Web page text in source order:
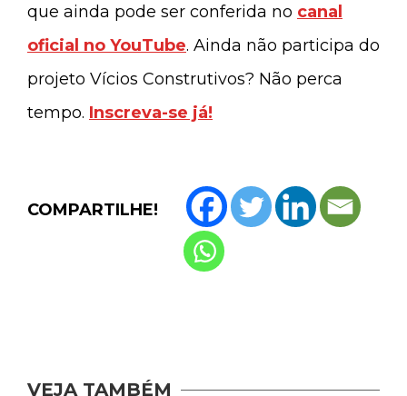
que ainda pode ser conferida no canal
oficial no YouTube. Ainda não participa do
projeto Vícios Construtivos? Não perca
tempo. Inscreva-se já!
COMPARTILHE!
VEJA TAMBÉM